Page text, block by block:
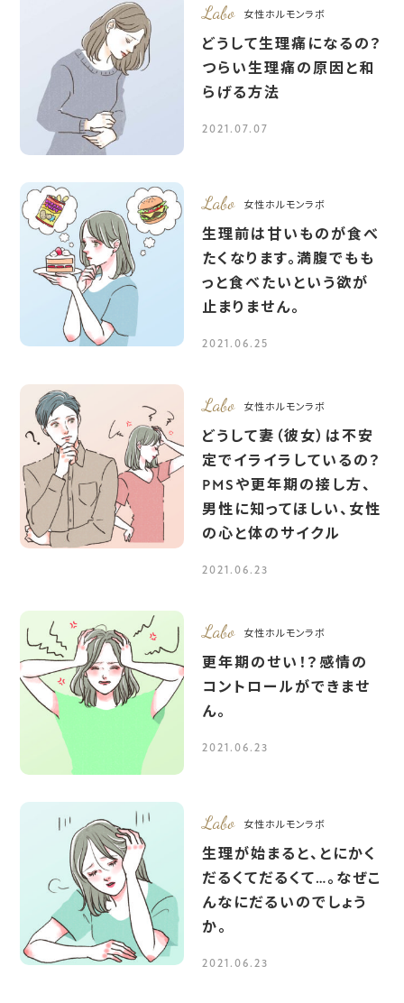
Labo 女性ホルモンラボ
どうして生理痛になるの？
つらい生理痛の原因と和
らげる方法
2021.07.07
Labo 女性ホルモンラボ
生理前は甘いものが食べ
たくなります。満腹でもも
っと食べたいという欲が
止まりません。
2021.06.25
Labo 女性ホルモンラボ
どうして妻（彼女）は不安
定でイライラしているの？
PMSや更年期の接し方、
男性に知ってほしい、女性
の心と体のサイクル
2021.06.23
Labo 女性ホルモンラボ
更年期のせい！？感情の
コントロールができませ
ん。
2021.06.23
Labo 女性ホルモンラボ
生理が始まると、とにかく
だるくてだるくて…。なぜこ
んなにだるいのでしょう
か。
2021.06.23